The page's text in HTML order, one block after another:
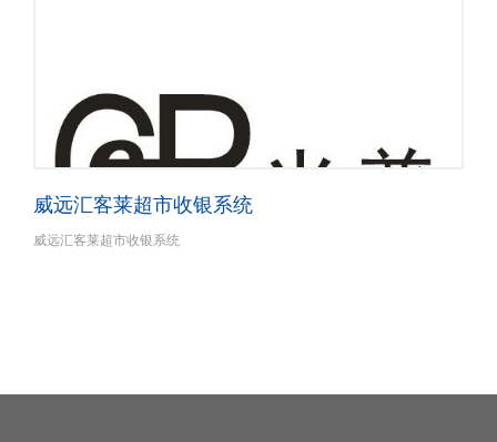
威远汇客莱超市收银系统
威远汇客莱超市收银系统